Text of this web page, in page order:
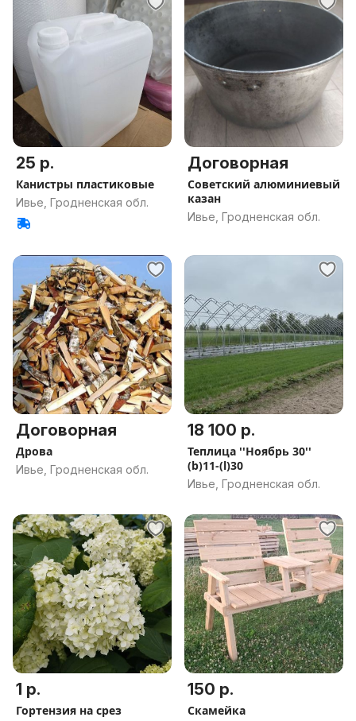
25 р.
Канистры пластиковые
Ивье, Гродненская обл.
Договорная
Советский алюминиевый
казан
Ивье, Гродненская обл.
Договорная
Дрова
Ивье, Гродненская обл.
18 100 р.
Теплица ''Ноябрь 30''
(b)11-(l)30
Ивье, Гродненская обл.
1 р.
Гортензия на срез
150 р.
Скамейка